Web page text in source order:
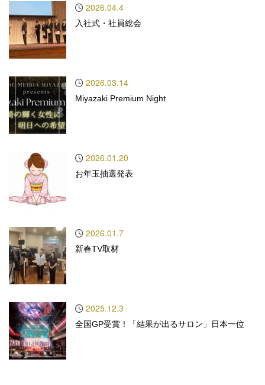
2026.04.4
入社式・社員総会
2026.03.14
Miyazaki Premium Night
2026.01.20
お年玉抽選発表
2026.01.7
新春TV取材
2025.12.3
全国GP受賞！「結果が出るサロン」日本一位